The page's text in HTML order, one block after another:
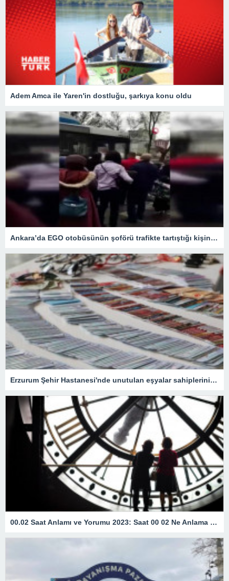
Adem Amca ile Yaren'in dostluğu, şarkıya konu oldu
Ankara’da EGO otobüsünün şoförü trafikte tartıştığı kişinin aracını metrelerce sürükledi
Erzurum Şehir Hastanesi'nde unutulan eşyalar sahiplerini bekliyor: İçlerinde en ilginç olanı ise…
00.02 Saat Anlamı ve Yorumu 2023: Saat 00 02 Ne Anlama Gelir?